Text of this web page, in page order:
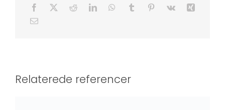
Relaterede referencer